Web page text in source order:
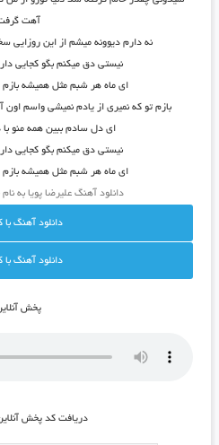
آهت
نه دارم دیوونه میشم از این روزایی
نیستی دق میکنم بگو کجایی
ای ماه هر شبم مثل همیشه
بازم تو که نمیری از یادم نمیشی واسم
ای دل سادم ببین همه منو
نیستی دق میکنم بگو کجایی
ای ماه هر شبم مثل همیشه
دانلود آهنگ علیرضا پویا به
دانلود آهنگ با
دانلود آهنگ با
پخش
دريافت کد پخش